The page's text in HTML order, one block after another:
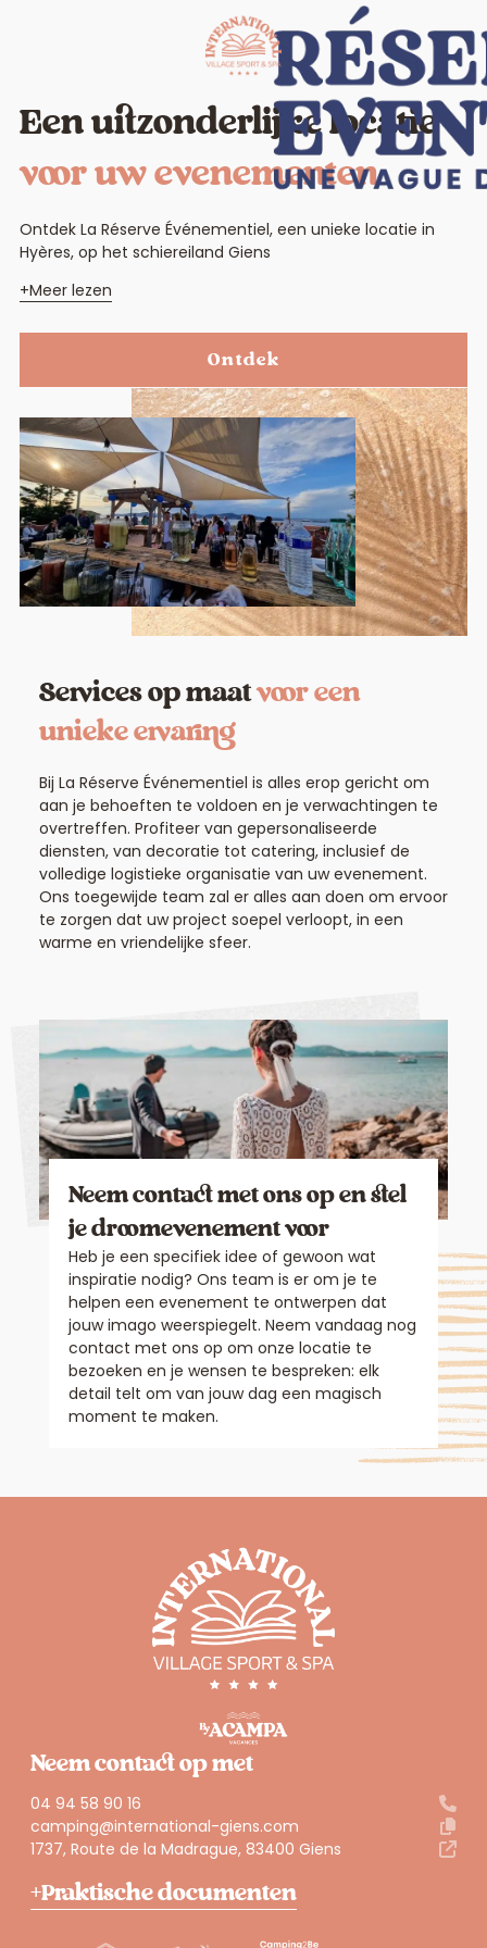
Een uitzonderlijke locatie
voor uw evenementen
Ontdek La Réserve Événementiel, een unieke locatie in
Hyères, op het schiereiland Giens
Meer lezen
Ontdek
Services op maatvoor een
unieke ervaring
Bij La Réserve Événementiel is alles erop gericht om
aan je behoeften te voldoen en je verwachtingen te
overtreffen. Profiteer van gepersonaliseerde
diensten, van decoratie tot catering, inclusief de
volledige logistieke organisatie van uw evenement.
Ons toegewijde team zal er alles aan doen om ervoor
te zorgen dat uw project soepel verloopt, in een
warme en vriendelijke sfeer.
Neem contact met ons op en stel
je droomevenement voor
Heb je een specifiek idee of gewoon wat
inspiratie nodig? Ons team is er om je te
helpen een evenement te ontwerpen dat
jouw imago weerspiegelt. Neem vandaag nog
contact met ons op om onze locatie te
bezoeken en je wensen te bespreken: elk
detail telt om van jouw dag een magisch
moment te maken.
Neem contact op met
04 94 58 90 16
camping@international-giens.com
1737, Route de la Madrague, 83400 Giens
Praktische documenten